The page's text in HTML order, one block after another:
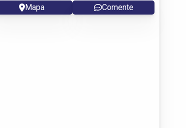
Mapa Comente